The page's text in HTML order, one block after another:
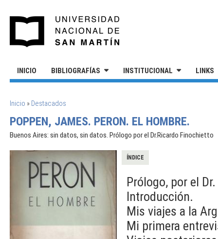
INICIO BIBLIOGRAFÍAS INSTITUCIONAL LINKS
SE ENCUENTRA USTED AQUÍ
Inicio » Destacados
POPPEN, JAMES. PERON. EL HOMBRE.
Buenos Aires: sin datos, sin datos. Prólogo por el Dr.Ricardo Finochietto
ÍNDICE
Prólogo, por el
Introducción.
Mis viajes a la
Mi primera